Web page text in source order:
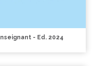
- Ed. 2024